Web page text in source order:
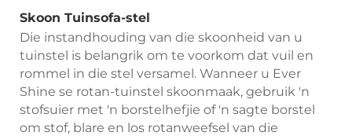
Skoon Tuinsofa-stel
Die instandhouding van die skoonheid van u
tuinstel is belangrik om te voorkom dat vuil en
rommel in die stel versamel. Wanneer u Ever
Shine se rotan-tuinstel skoonmaak, gebruik 'n
stofsuier met 'n borstelhefjie of 'n sagte borstel
om stof, blare en los rotanweefsel van die